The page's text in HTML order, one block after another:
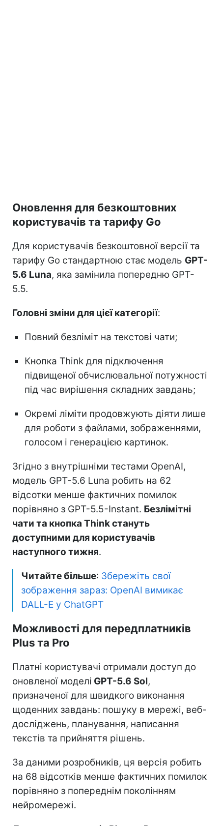
Оновлення для безкоштовних
користувачів та тарифу Go
Для користувачів безкоштовної версії та
тарифу Go стандартною стає модель GPT-
5.6 Luna, яка замінила попередню GPT-
5.5.
Головні зміни для цієї категорії:
Повний безліміт на текстові чати;
Кнопка Think для підключення
підвищеної обчислювальної потужності
під час вирішення складних завдань;
Окремі ліміти продовжують діяти лише
для роботи з файлами, зображеннями,
голосом і генерацією картинок.
Згідно з внутрішніми тестами OpenAI,
модель GPT-5.6 Luna робить на 62
відсотки менше фактичних помилок
порівняно з GPT-5.5-Instant. Безлімітні
чати та кнопка Think стануть
доступними для користувачів
наступного тижня.
Читайте більше: Збережіть свої
зображення зараз: OpenAI вимикає
DALL-E у ChatGPT
Можливості для передплатників
Plus та Pro
Платні користувачі отримали доступ до
оновленої моделі GPT-5.6 Sol,
призначеної для швидкого виконання
щоденних завдань: пошуку в мережі, веб-
досліджень, планування, написання
текстів та прийняття рішень.
За даними розробників, ця версія робить
на 68 відсотків менше фактичних помилок
порівняно з попереднім поколінням
нейромережі.